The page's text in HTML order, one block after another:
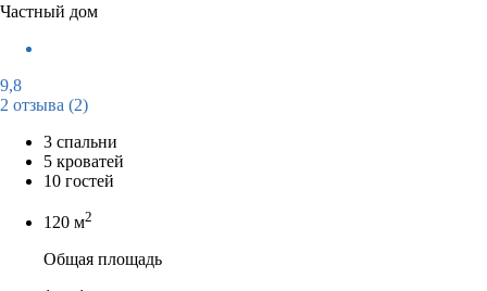
Частный дом
9,8
2 отзыва (2)
3 спальни
5 кроватей
10 гостей
120 м2
Общая площадь